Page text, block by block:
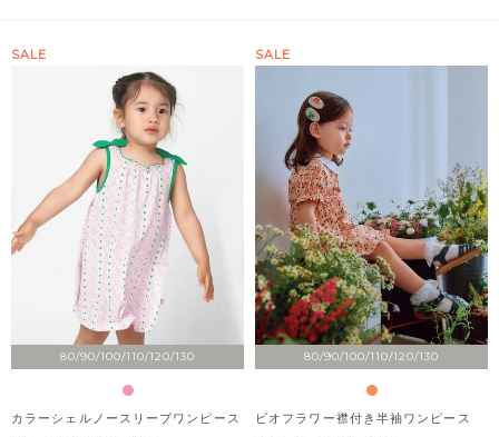
80/90/100/110/120/130
SALE
カラーシェルノースリーブワンピース
80/90/100/110/120/130
SALE
ビオフラワー襟付き半袖ワンピース